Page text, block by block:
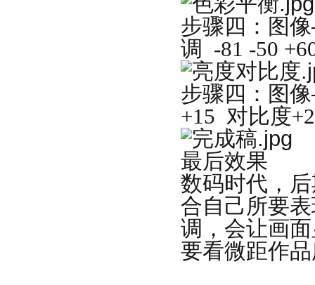
步骤四：图像
调
-81 -50
步骤四：图像
+15 对比度
最后效果
数码时代，
合自己所要
调，会让画
要看微距作